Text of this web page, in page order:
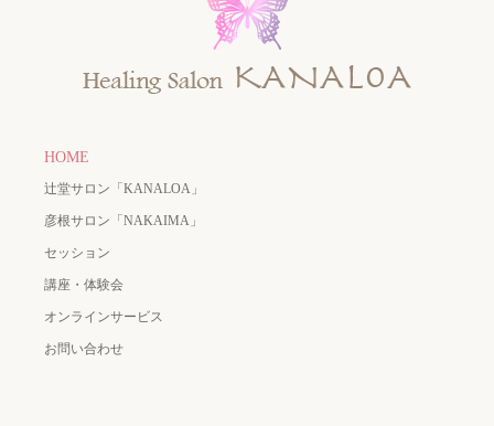
HOME
辻堂サロン「KANALOA」
彦根サロン「NAKAIMA」
セッション
講座・体験会
オンラインサービス
お問い合わせ